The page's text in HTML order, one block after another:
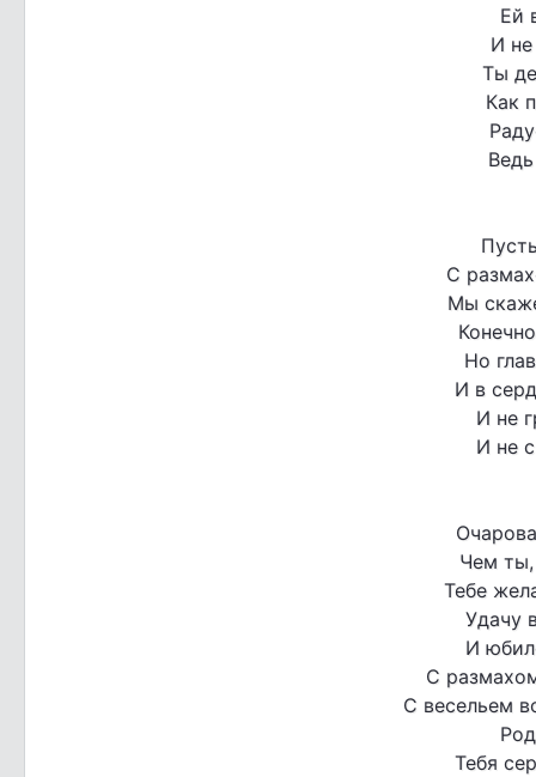
Ей
И не
Ты
Как
С
Мы
Но
И в
И не
И не
Чем ты,
Тебе
Удачу
И
С
С весельем
Тебя